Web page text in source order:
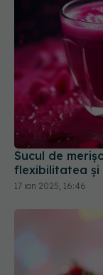
Sucul de
flexibilitatea și
17 ian 2025, 16:46